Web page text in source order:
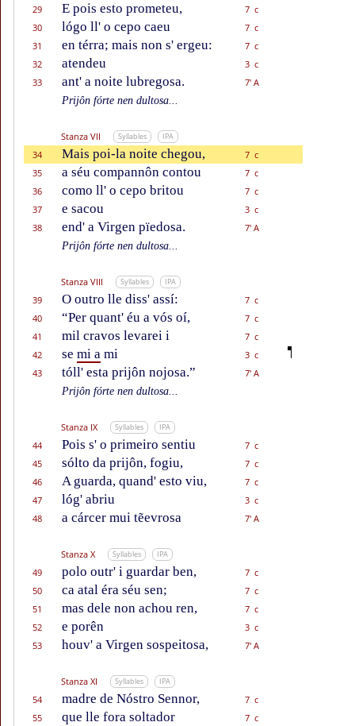
29 E pois esto prometeu,
7 c
30
lógo ll' o cepo caeu
7 c
31
en térra; mais non s' ergeu:
7 c
32
atendeu
3 c
33
ant' a noite lubregosa.
7' A
Prijôn fórte nen dultosa...
Stanza VII Syllables IPA
34 Mais poi-la noite chegou,
7 c
35
a séu compannôn contou
7 c
36
como ll' o cepo britou
7 c
37
e sacou
3 c
38
end' a Virgen pïedosa.
7' A
Prijôn fórte nen dultosa...
Stanza VIII Syllables IPA
39 O outro lle diss' assí:
7 c
40
“Per quant' éu a vós oí,
7 c
41
mil cravos levarei i
7 c
42
se mi a mi
3 c
43
tóll' esta prijôn nojosa.”
7' A
Prijôn fórte nen dultosa...
Stanza IX Syllables IPA
44 Pois s' o primeiro sentiu
7 c
45
sólto da prijôn, fogiu,
7 c
46
A guarda, quand' esto viu,
7 c
47
lóg' abriu
3 c
48
a cárcer mui tẽevrosa 7' A
Stanza X Syllables IPA
49 polo outr' i guardar ben,
7 c
50
ca atal éra séu sen;
7 c
51
mas dele non achou ren,
7 c
52
e porên
3 c
53
houv' a Virgen sospeitosa, 7' A
Stanza XI Syllables IPA
54 madre de Nóstro Sennor,
7 c
55
que lle fora soltador 7 c